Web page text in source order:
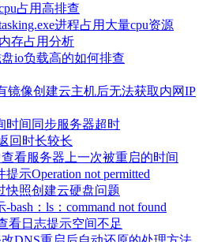
占用高排查
进程占用大量cpu资源
存占用分析
io负载高的如何排查
镜像创建云主机后无法获取内网IP
时间同步服务器超时
回时长较长
看服务器上一次被重启的时间
示Operation not permitted
快照创建云硬盘问题
bash：ls：command not found
看日志提示空间不足